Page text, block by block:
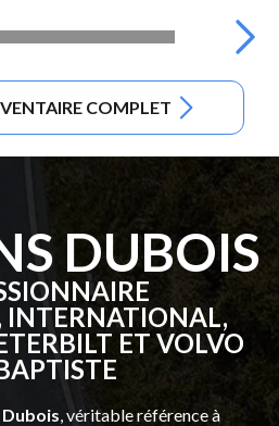
COMPLET
DUBOIS
INTERNATIONAL,
ET VOLVO
, véritable référence à